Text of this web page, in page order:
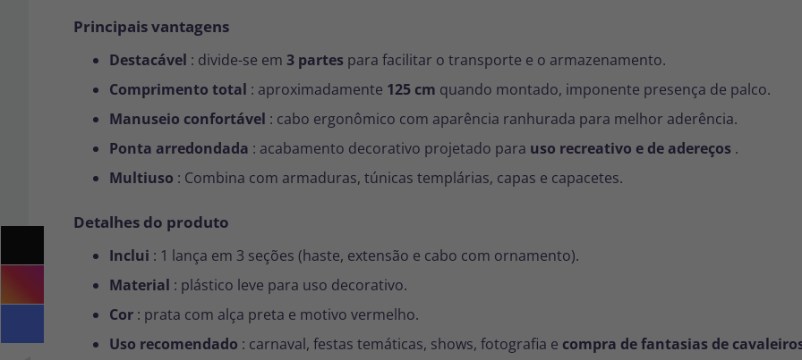
Principais vantagens
Destacável : divide-se em 3 partes para facilitar o transporte e o armazenamento.
Comprimento total : aproximadamente 125 cm quando montado, imponente presença de palco.
Manuseio confortável : cabo ergonômico com aparência ranhurada para melhor aderência.
Ponta arredondada : acabamento decorativo projetado para uso recreativo e de adereços .
Multiuso : Combina com armaduras, túnicas templárias, capas e capacetes.
Detalhes do produto
Inclui : 1 lança em 3 seções (haste, extensão e cabo com ornamento).
Material : plástico leve para uso decorativo.
Cor : prata com alça preta e motivo vermelho.
Uso recomendado : carnaval, festas temáticas, shows, fotografia e compra de fantasias de